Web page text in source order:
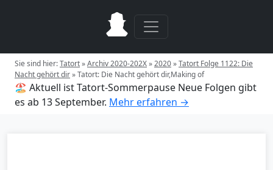
Sie sind hier:Tatort»Archiv 2020-202X»2020»Tatort Folge 1122: Die
Nacht gehört dir»Tatort: Die Nacht gehört dir,Making of
🏖️ Aktuell ist Tatort-Sommerpause Neue Folgen gibt
es ab 13 September. Mehr erfahren →